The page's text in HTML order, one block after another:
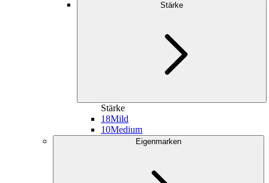
Stärke
Stärke
18Mild
10Medium
Eigenmarken